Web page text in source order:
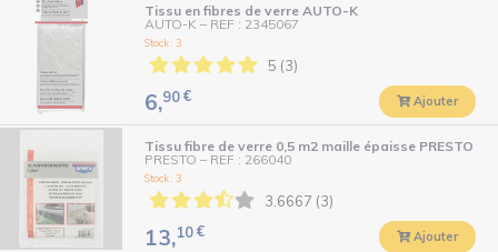
Tissu en fibres de verre AUTO-K
AUTO-K – REF : 2345067
Stock : 3
5 (3)
6,90€ Ajouter
Tissu fibre de verre 0,5 m2 maille épaisse PRESTO
PRESTO – REF : 266040
Stock : 3
3.6667 (3)
13,10€ Ajouter